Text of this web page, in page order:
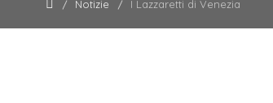
Notizie I Lazzaretti di Venezia